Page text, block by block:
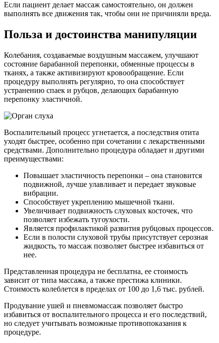
Если пациент делает массаж самостоятельно, он должен
выполнять все движения так, чтобы они не причиняли вреда.
Польза и достоинства манипуляции
Колебания, создаваемые воздушным массажем, улучшают
состояние барабанной перепонки, обменные процессы в
тканях, а также активизируют кровообращение. Если
процедуру выполнять регулярно, то она способствует
устранению спаек и рубцов, делающих барабанную
перепонку эластичной.
Воспалительный процесс угнетается, а последствия отита
уходят быстрее, особенно при сочетании с лекарственными
средствами. Дополнительно процедура обладает и другими
преимуществами:
Повышает эластичность перепонки – она становится
подвижной, лучше улавливает и передает звуковые
вибрации.
Способствует укреплению мышечной ткани.
Увеличивает подвижность слуховых косточек, что
позволяет избежать тугоухости.
Является профилактикой развития рубцовых процессов.
Если в полости слуховой трубы присутствует серозная
жидкость, то массаж позволяет быстрее избавиться от
нее.
Представленная процедура не бесплатна, ее стоимость
зависит от типа массажа, а также престижа клиники.
Стоимость колеблется в пределах от 100 до 1,6 тыс. рублей.
Продувание ушей и пневмомассаж позволяет быстро
избавиться от воспалительного процесса и его последствий,
но следует учитывать возможные противопоказания к
процедуре.